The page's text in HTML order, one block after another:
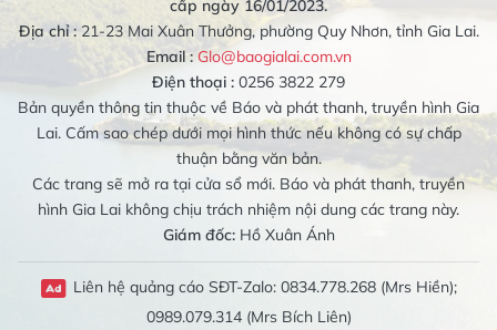
cấp ngày 16/01/2023.
Địa chỉ :21-23 Mai Xuân Thưởng, phường Quy Nhơn, tỉnh Gia Lai.
Email : Glo@baogialai.com.vn
Điện thoại : 0256 3822 279
Bản quyền thông tin thuộc về Báo và phát thanh, truyền hình Gia
Lai. Cấm sao chép dưới mọi hình thức nếu không có sự chấp
thuận bằng văn bản.
Các trang sẽ mở ra tại cửa sổ mới. Báo và phát thanh, truyền
hình Gia Lai không chịu trách nhiệm nội dung các trang này.
Giám đốc:Hồ Xuân Ánh
Liên hệ quảng cáo SĐT-Zalo: 0834.778.268 (Mrs Hiền);
0989.079.314 (Mrs Bích Liên)